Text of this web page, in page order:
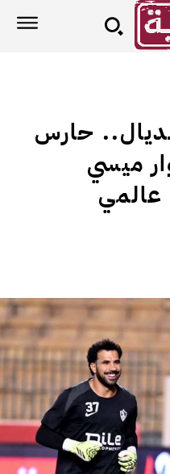
حارس
ميسي
عالمي